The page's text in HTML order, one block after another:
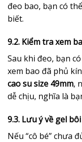
đeo bao, bạn có
biết.
9.2. Kiểm tra xem
Sau khi đeo, bạn
xem bao đã phủ
cao su size 49mm,
dễ chịu, nghĩa là
9.3. Lưu ý về gel
Nếu “cô bé” chưa